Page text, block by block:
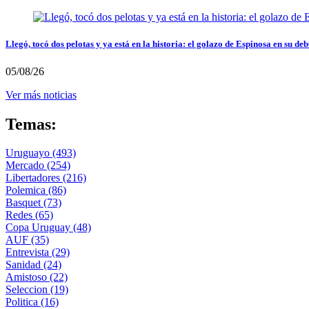
Llegó, tocó dos pelotas y ya está en la historia: el golazo de Espinosa en su
05/08/26
Ver más noticias
Temas:
Uruguayo (493)
Mercado (254)
Libertadores (216)
Polemica (86)
Basquet(73)
Redes (65)
Copa Uruguay (48)
AUF (35)
Entrevista (29)
Sanidad (24)
Amistoso (22)
Seleccion (19)
Politica (16)